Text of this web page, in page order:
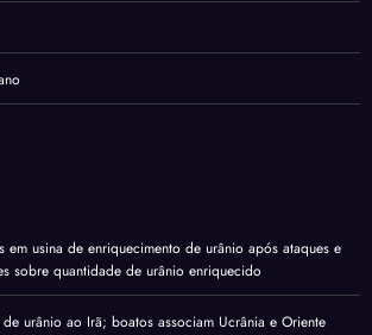
em usina de enriquecimento de urânio após ataques e
sobre quantidade de urânio enriquecido
urânio ao Irã; boatos associam Ucrânia e Oriente